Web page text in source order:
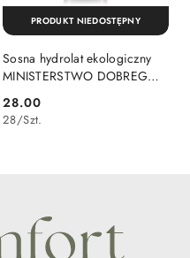
Sosna hydrolat ekologiczny
MINISTERSTWO DOBREGO
Cena:
28.00
28/Szt.
PRODUKT NIEDOSTĘPNY